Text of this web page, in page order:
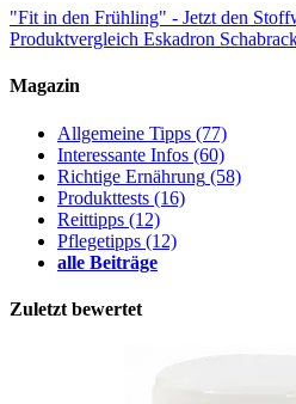
"Fit in den Frühling" - Jetzt den
Produktvergleich Eskadron
Magazin
Allgemeine Tipps (77)
Interessante Infos (60)
Richtige Ernährung (58)
Produkttests (16)
Reittipps (12)
Pflegetipps (12)
alle Beiträge
Zuletzt bewertet